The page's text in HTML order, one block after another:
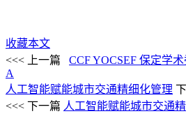
收藏本文
<<< 上一篇
CCF YOCSEF 保定学
A
人工智能赋能城市交通精细化管理
<<< 下一篇 人工智能赋能城市交通